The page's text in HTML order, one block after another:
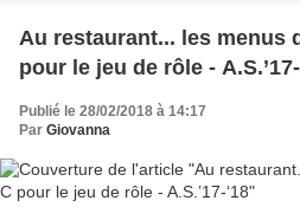
Au restaurant... les menus
pour le jeu de rôle - A.S.’17-
Publié le 28/02/2018 à 14:17
Par Giovanna